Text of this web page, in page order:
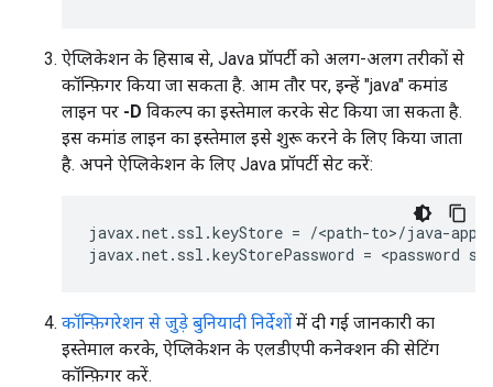
ऐप्लिकेशन के हिसाब से, Java प्रॉपर्टी को अलग-अलग तरीकों से
कॉन्फ़िगर किया जा सकता है. आम तौर पर, इन्हें "java" कमांड
लाइन पर -D विकल्प का इस्तेमाल करके सेट किया जा सकता है.
इस कमांड लाइन का इस्तेमाल इसे शुरू करने के लिए किया जाता
है. अपने ऐप्लिकेशन के लिए Java प्रॉपर्टी सेट करें:
javax.net.ssl.keyStore = /<path-to>/java-
कॉन्फ़िगरेशन से जुड़े बुनियादी निर्देशों में दी गई जानकारी का
इस्तेमाल करके, ऐप्लिकेशन के एलडीएपी कनेक्शन की सेटिंग
कॉन्फ़िगर करें.